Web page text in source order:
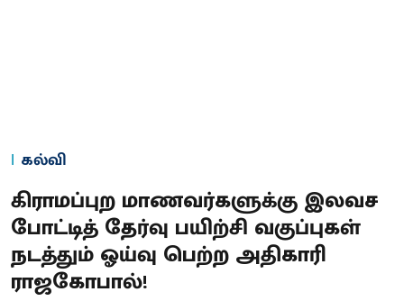
கல்வி
கிராமப்புற மாணவர்களுக்கு இலவச
போட்டித் தேர்வு பயிற்சி வகுப்புகள்
நடத்தும் ஓய்வு பெற்ற அதிகாரி
ராஜகோபால்!